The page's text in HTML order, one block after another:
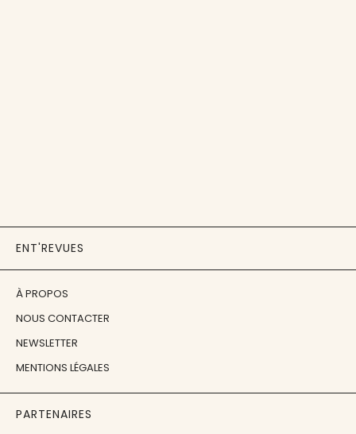
ENT'REVUES
À PROPOS
NOUS CONTACTER
NEWSLETTER
MENTIONS LÉGALES
PARTENAIRES